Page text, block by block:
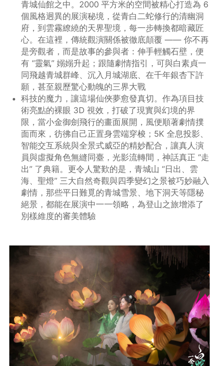
青城仙館之中。2000 平方米的空間被精心打造為 6
個風格迥異的展演秘境，從青白二蛇修行的清幽洞
府，到雲霧繚繞的天界聖境，每一步轉換都暗藏匠
心。在這裡，傳統觀演關係被徹底顛覆 —— 你不再
是旁觀者，而是故事的參與者：伸手輕觸石壁，便
有 “靈氣” 嫋嫋升起；跟隨劇情指引，可與白素貞一
同飛越青城群峰、沉入月城湖底、在千年銀杏下許
願，甚至親歷驚心動魄的三界大戰
科技的魔力，讓這場仙俠夢愈發真切。作為項目技
術亮點的裸眼 3D 視效，打破了現實與幻境的界
限，當小金御劍飛行的畫面展開，風便順著劇情撲
面而來，彷彿自己正置身雲端穿梭；5K 全息投影、
智能交互系統與全景式威亞的精妙配合，讓真人演
員與虛擬角色無縫同臺，光影流轉間，神話真正 “走
出” 了典籍。更令人驚歎的是，青城山 “日出、雲
海、聖燈” 三大自然奇觀與四季變幻之景被巧妙融入
劇情，那些平日難覓的青城雪景、地下洞天等隱秘
絕景，都能在展演中一一領略，為登山之旅增添了
別樣維度的審美體驗